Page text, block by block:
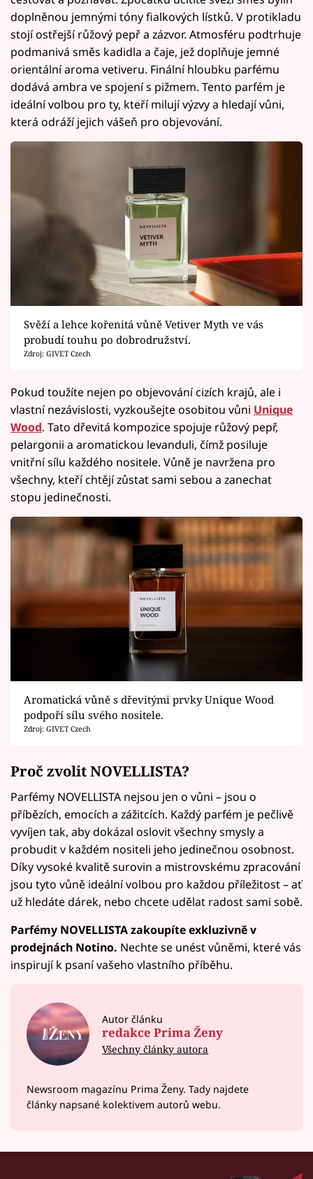
doplněnou jemnými tóny fialkových lístků. V protikladu
stojí ostřejší růžový pepř a zázvor. Atmosféru podtrhuje
podmanivá směs kadidla a čaje, jež doplňuje jemné
orientální aroma vetiveru. Finální hloubku parfému
dodává ambra ve spojení s pižmem. Tento parfém je
ideální volbou pro ty, kteří milují výzvy a hledají vůni,
která odráží jejich vášeň pro objevování.
Svěží a lehce kořenitá vůně Vetiver Myth ve vás
probudí touhu po dobrodružství.
Zdroj: GIVET Czech
Pokud toužíte nejen po objevování cizích krajů, ale i
vlastní nezávislosti, vyzkoušejte osobitou vůni Unique
Wood. Tato dřevitá kompozice spojuje růžový pepř,
pelargonii a aromatickou levanduli, čímž posiluje
vnitřní sílu každého nositele. Vůně je navržena pro
všechny, kteří chtějí zůstat sami sebou a zanechat
stopu jedinečnosti.
Aromatická vůně s dřevitými prvky Unique Wood
podpoří sílu svého nositele.
Zdroj: GIVET Czech
Proč zvolit NOVELLISTA?
Parfémy NOVELLISTA nejsou jen o vůni – jsou o
příbězích, emocích a zážitcích. Každý parfém je pečlivě
vyvíjen tak, aby dokázal oslovit všechny smysly a
probudit v každém nositeli jeho jedinečnou osobnost.
Díky vysoké kvalitě surovin a mistrovskému zpracování
jsou tyto vůně ideální volbou pro každou příležitost – ať
už hledáte dárek, nebo chcete udělat radost sami sobě.
Parfémy NOVELLISTA zakoupíte exkluzivně v
prodejnách Notino. Nechte se unést vůněmi, které vás
inspirují k psaní vašeho vlastního příběhu.
Autor článku
redakce Prima Ženy
Všechny články autora
Newsroom magazínu Prima Ženy. Tady najdete
články napsané kolektivem autorů webu.